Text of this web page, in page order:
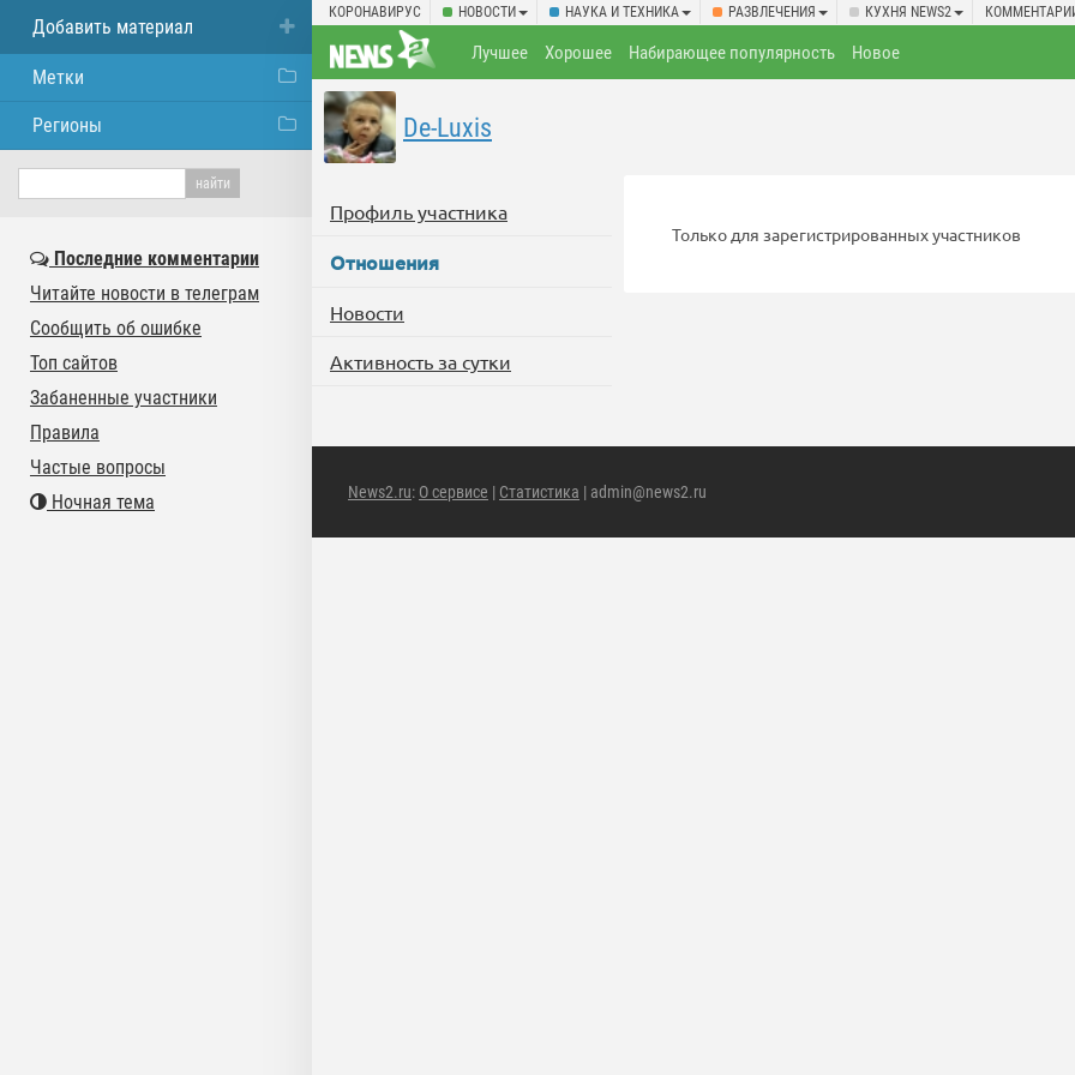
КОРОНАВИРУС НОВОСТИ НАУКА И ТЕХНИКА РАЗВЛЕЧЕНИЯ КУХНЯ NEWS2
Лучшее Хорошее Набирающее популярность Новое
De-Luxis
Профиль участника
Отношения
Новости
Активность за сутки
Только для зарегистрированных участников
News2.ru: О сервисе | Статистика | admin@news2.ru
Добавить материал
Метки
Регионы
Последние комментарии
Читайте новости в телеграм
Сообщить об ошибке
Топ сайтов
Забаненные участники
Правила
Частые вопросы
Ночная тема